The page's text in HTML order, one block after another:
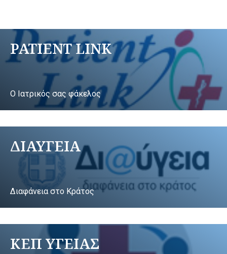
PATIENT LINK
Ο Ιατρικός σας φάκελος
ΔΙΑΥΓΕΙΑ
Διαφάνεια στο Κράτος
ΚΕΠ ΥΓΕΙΑΣ